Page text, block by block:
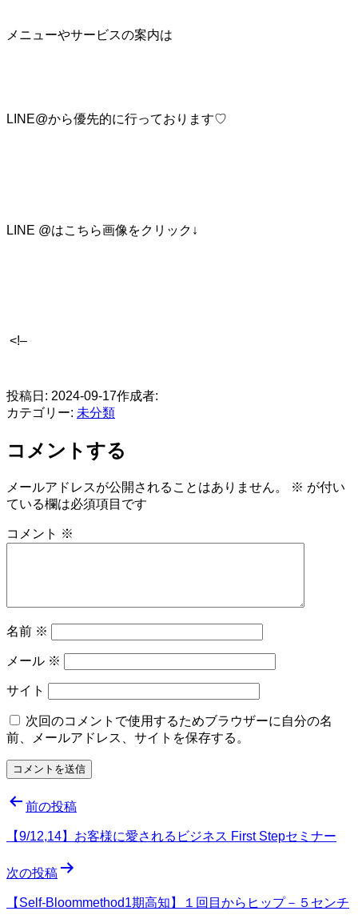
メニューやサービスの案内は
LINE@から優先的に行っております♡
LINE @はこちら画像をクリック↓
<!–
投稿日: 2024-09-17作成者:
カテゴリー: 未分類
コメントする
メールアドレスが公開されることはありません。 ※ が付い
ている欄は必須項目です
コメント ※
名前 ※
メール ※
サイト
次回のコメントで使用するためブラウザーに自分の名
前、メールアドレス、サイトを保存する。
投
稿
ビ
ゲ
前の投稿
【9/12,14】お客様に愛されるビジネス First Stepセミナー
次の投稿
【Self-Bloommethod1期高知】１回目からヒップ－５センチ